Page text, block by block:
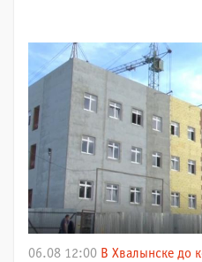
06.08 12:00 В Хвалынске до